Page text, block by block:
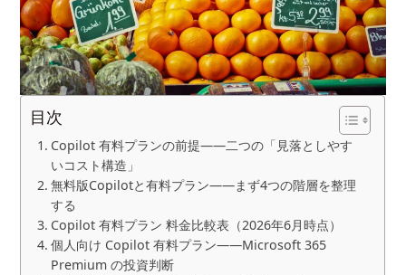
目次
Copilot 有料プランの前提——二つの「見落としやす
いコスト構造」
無料版Copilotと有料プラン——まず4つの階層を整理
する
Copilot 有料プラン 料金比較表（2026年6月時点）
個人向け Copilot 有料プラン——Microsoft 365
Premium の投資判断